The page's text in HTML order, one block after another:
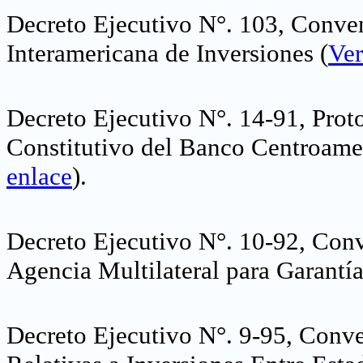
Decreto Ejecutivo N°. 103,
Interamericana de Inversiones (
Decreto Ejecutivo N°. 14-91,
Constitutivo del Banco
enlace).
Decreto Ejecutivo N°. 10-92,
Agencia Multilateral para
Decreto Ejecutivo N°. 9-95,